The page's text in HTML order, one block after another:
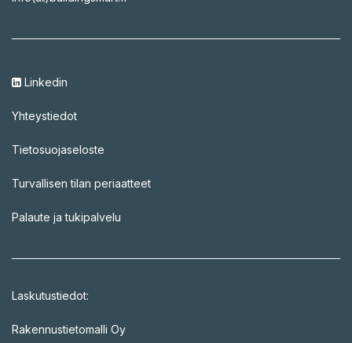
Linkedin
Yhteystiedot
Tietosuojaseloste
Turvallisen tilan periaatteet
Palaute ja tukipalvelu
Laskutustiedot:
Rakennustietomalli Oy